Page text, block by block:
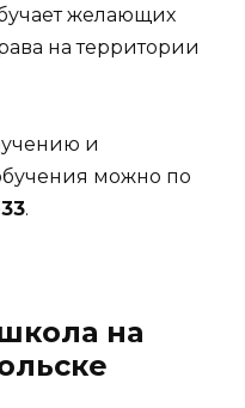
желающих
на территории
и
можно по
.
на